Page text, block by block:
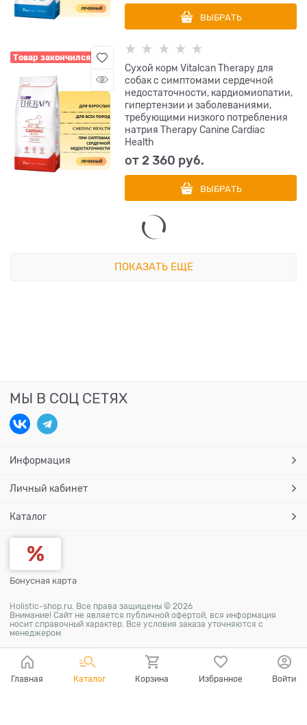
ВЫБРАТЬ
Товар закончился
Сухой корм Vitalcan Therapy для
собак с симптомами сердечной
недостаточности, кардиомиопатии,
гипертензии и заболеваниями,
требующими низкого потребления
натрия Therapy Canine Cardiac
Health
от2 360 руб.
ВЫБРАТЬ
ПОКАЗАТЬ ЕЩЕ
МЫ В СОЦ СЕТЯХ
Информация
Личный кабинет
Каталог
Бонусная карта
Holistic-shop.ru. Все права защищены © 2026
Внимание! Сайт не является публичной офертой, вся информация
носит справочный характер. Все условия заказа уточняются с
менеджером
Главная Каталог Корзина Избранное Войти